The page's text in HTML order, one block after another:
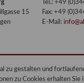
zu gestalten und
zu Cookies erhalten Sie
15
Tel.: +49
Fax: +49
E-Mail:
Blog